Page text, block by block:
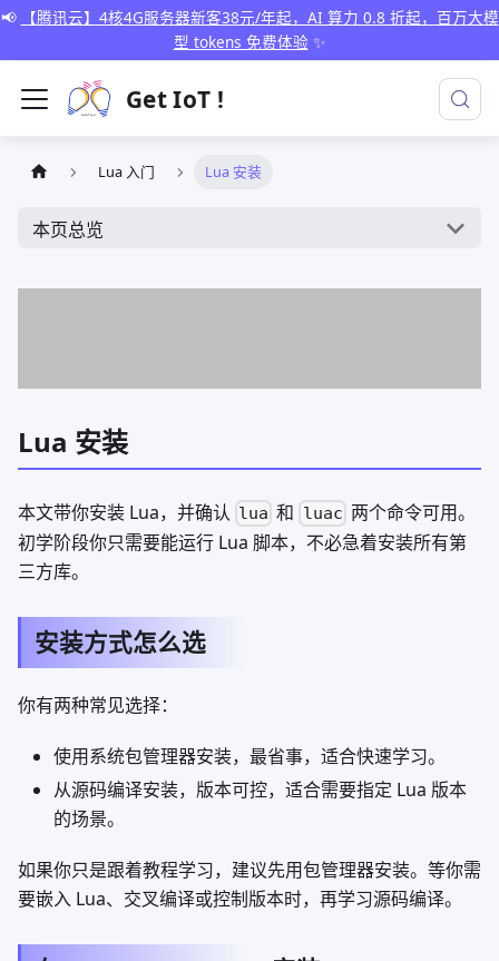
📢
【腾讯云】4核4G服务器新客38元/年起，AI 算力 0.8 折起，百万大模
型 tokens 免费体验 ✨
Get IoT !
Lua 入门 Lua 安装
本页总览
Lua 安装
本文带你安装 Lua，并确认 lua 和 luac 两个命令可用。
初学阶段你只需要能运行 Lua 脚本，不必急着安装所有第
三方库。
安装方式怎么选
你有两种常见选择：
使用系统包管理器安装，最省事，适合快速学习。
从源码编译安装，版本可控，适合需要指定 Lua 版本
的场景。
如果你只是跟着教程学习，建议先用包管理器安装。等你需
要嵌入 Lua、交叉编译或控制版本时，再学习源码编译。